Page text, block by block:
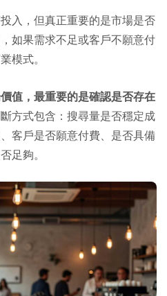
入，但真正重要的是市場是否
如果需求不足或客戶不願意付
模式。
值，最重要的是確認是否存在
方式包含：搜尋量是否穩定成
客戶是否願意付費、是否具備
足夠。